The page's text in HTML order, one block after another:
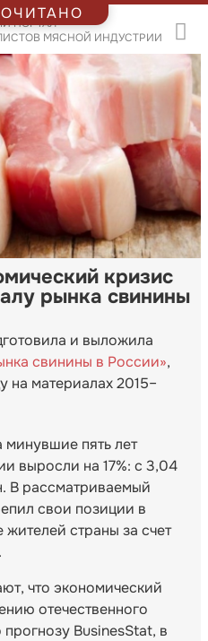
ПОРТАЛ
МЯСНОЙ ИНДУСТРИИ
кризис
рынка свинины
и выложила
свинины в России»,
на материалах 2015–
пять лет
выросли на 17%: с 3,04
В рассматриваемый
свои позиции в
жителей страны за счет
что экономический
отечественного
BusinesStat, в